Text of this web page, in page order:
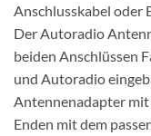
Anschlusskabel oder
Der Autoradio
beiden Anschlüssen
und Autoradio
Antennenadapter
Enden mit dem